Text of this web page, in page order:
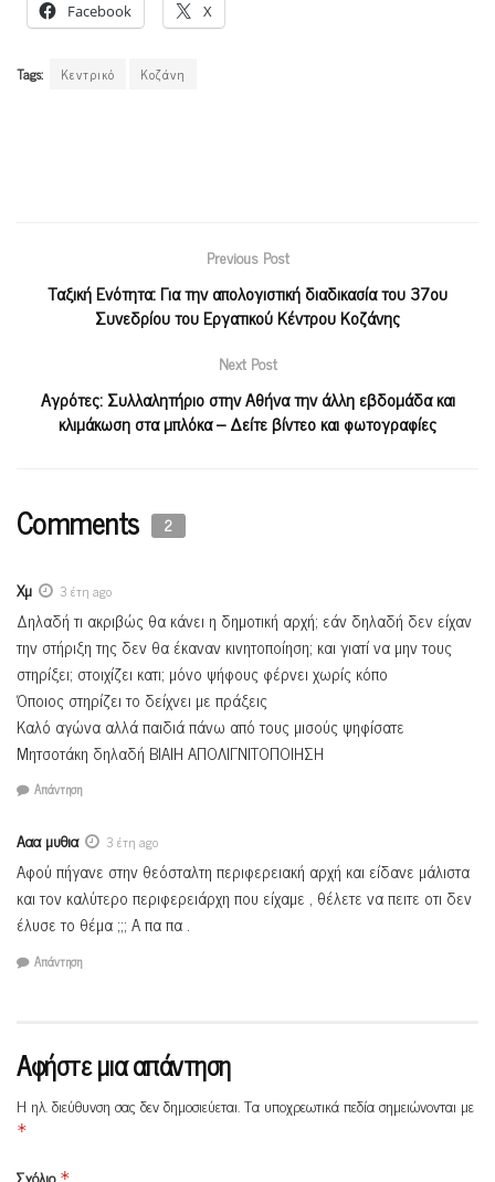
Facebook X
Tags: Κεντρικό Κοζάνη
Previous Post
Ταξική Ενότητα: Για την απολογιστική διαδικασία του 37ου
Συνεδρίου του Εργατικού Κέντρου Κοζάνης
Next Post
Αγρότες: Συλλαλητήριο στην Αθήνα την άλλη εβδομάδα και
κλιμάκωση στα μπλόκα – Δείτε βίντεο και φωτογραφίες
Comments 2
Χμ 3 έτη ago
Δηλαδή τι ακριβώς θα κάνει η δημοτική αρχή; εάν δηλαδή δεν είχαν
την στήριξη της δεν θα έκαναν κινητοποίηση; και γιατί να μην τους
στηρίξει; στοιχίζει κατι; μόνο ψήφους φέρνει χωρίς κόπο
Όποιος στηρίζει το δείχνει με πράξεις
Καλό αγώνα αλλά παιδιά πάνω από τους μισούς ψηφίσατε
Μητσοτάκη δηλαδή ΒΙΑΙΗ ΑΠΟΛΙΓΝΙΤΟΠΟΙΗΣΗ
Απάντηση
Ααα μυθια 3 έτη ago
Αφού πήγανε στην θεόσταλτη περιφερειακή αρχή και είδανε μάλιστα
και τον καλύτερο περιφερειάρχη που είχαμε , θέλετε να πειτε οτι δεν
έλυσε το θέμα ;;; Α πα πα .
Απάντηση
Αφήστε μια απάντηση
Η ηλ. διεύθυνση σας δεν δημοσιεύεται.Τα υποχρεωτικά πεδία σημειώνονται με
*